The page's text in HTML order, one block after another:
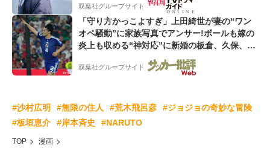
双葉社グループサイト
「守り方かっこよすぎ」上田綺世が妻の“ワン
オペ騒動”に家族写真でアンサー!ボールも嫁の
炎上も収める“神対応”に新婚の板倉、久保、長
友夫妻も続々エール!
双葉社グループサイト
#沙村広明 #無限の住人 #荒木飛呂彦
#ジョジョの奇妙な冒険
#板垣恵介
#岸本斉史 #NARUTO
TOP
漫画